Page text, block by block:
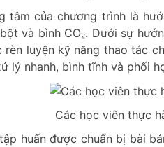
tâm của chương trình là
và bình CO₂. Dưới sự
rèn luyện kỹ năng thao tác
lý nhanh, bình tĩnh và phối
Các học viên thực
huấn được chuẩn bị bài